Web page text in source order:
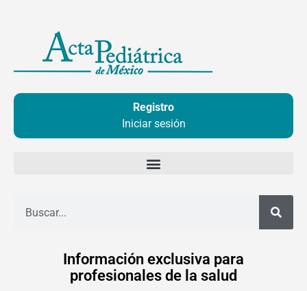
contenido
Registro
Iniciar sesión
Información exclusiva para
profesionales de la salud